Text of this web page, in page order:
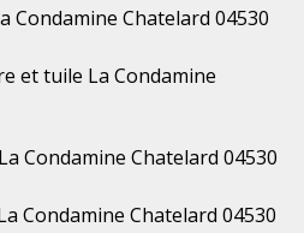
Condamine Chatelard 04530
et tuile La Condamine
Condamine Chatelard 04530
Condamine Chatelard 04530